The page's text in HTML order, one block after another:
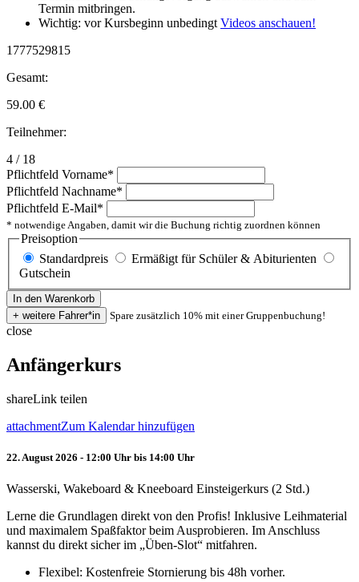
Termin mitbringen.
Wichtig: vor Kursbeginn unbedingt Videos anschauen!
1777529815
Gesamt:
59.00 €
Teilnehmer:
4 / 18
Pflichtfeld Vorname*
Pflichtfeld Nachname*
Pflichtfeld E-Mail*
* notwendige Angaben, damit wir die Buchung richtig zuordnen können
Preisoption
Standardpreis
Ermäßigt für Schüler & Abiturienten
Gutschein
Spare zusätzlich 10% mit einer Gruppenbuchung!
close
Anfängerkurs
shareLink teilen
attachmentZum Kalendar hinzufügen
22. August 2026 - 12:00 Uhr bis 14:00 Uhr
Wasserski, Wakeboard & Kneeboard Einsteigerkurs (2 Std.)
Lerne die Grundlagen direkt von den Profis! Inklusive Leihmaterial
und maximalem Spaßfaktor beim Ausprobieren. Im Anschluss
kannst du direkt sicher im „Üben-Slot“ mitfahren.
Flexibel: Kostenfreie Stornierung bis 48h vorher.